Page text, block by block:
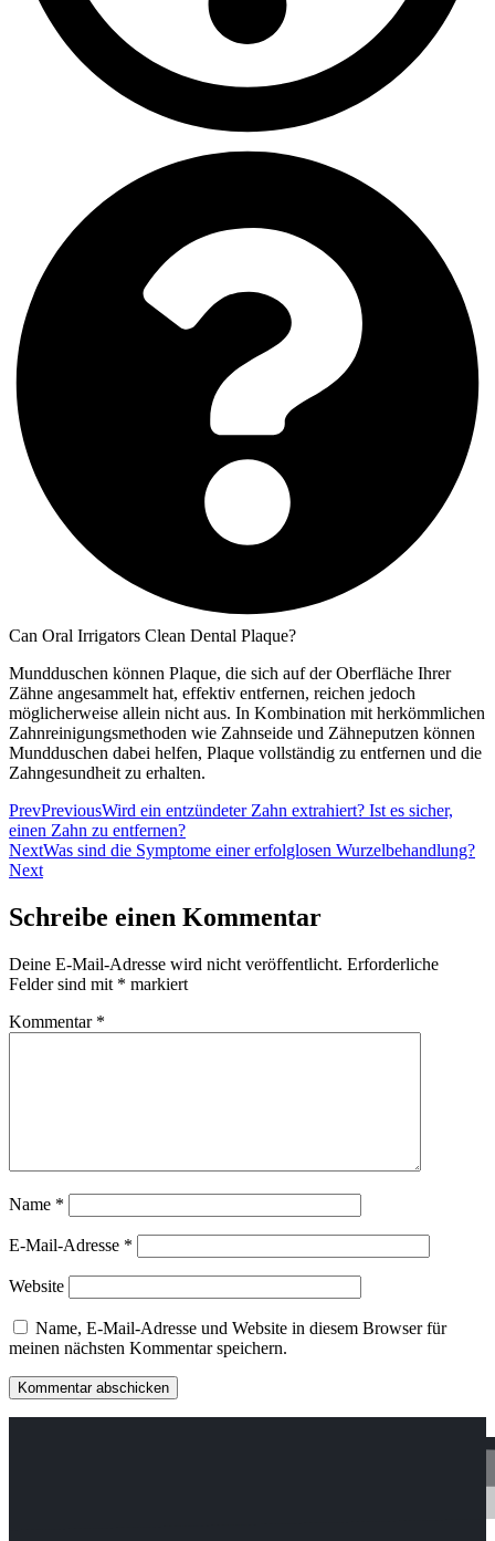
Can Oral Irrigators Clean Dental Plaque?
Mundduschen können Plaque, die sich auf der Oberfläche Ihrer
Zähne angesammelt hat, effektiv entfernen, reichen jedoch
möglicherweise allein nicht aus. In Kombination mit herkömmlichen
Zahnreinigungsmethoden wie Zahnseide und Zähneputzen können
Mundduschen dabei helfen, Plaque vollständig zu entfernen und die
Zahngesundheit zu erhalten.
PrevPreviousWird ein entzündeter Zahn extrahiert? Ist es sicher,
einen Zahn zu entfernen?
NextWas sind die Symptome einer erfolglosen Wurzelbehandlung?
Next
Schreibe einen Kommentar
Deine E-Mail-Adresse wird nicht veröffentlicht. Erforderliche
Felder sind mit * markiert
Kommentar *
Name *
E-Mail-Adresse *
Website
Name, E-Mail-Adresse und Website in diesem Browser für
meinen nächsten Kommentar speichern.